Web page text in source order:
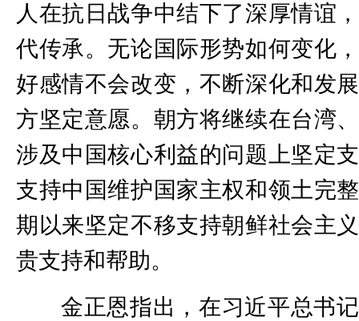
人在抗日战争中结下了深厚情谊
代传承。无论国际形势如何变化
好感情不会改变，不断深化和发
方坚定意愿。朝方将继续在台湾
涉及中国核心利益的问题上坚定
支持中国维护国家主权和领土完
期以来坚定不移支持朝鲜社会主
贵支持和帮助。
金正恩指出，在习近平总书